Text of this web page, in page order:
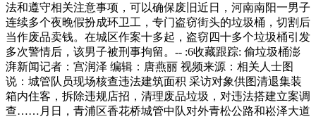
法和遵守相关注意事项，可以确保废旧近日，河南南阳一男子
连续多个夜晚假扮成环卫工，专门盗窃街头的垃圾桶，切割后
当作废品卖钱。在城区作案十多起，盗窃四十多个垃圾桶引发
多次警情后，该男子被刑事拘留。-- :6收藏跟踪: 偷垃圾桶澎
湃新闻记者：宫润泽 编辑：唐燕丽 视频来源：相关人士图
说：城管队员现场核查违法建筑面积 采访对象供图清退集装
箱内住客，拆除违规店招，清理废品垃圾，对违法搭建立案调
查……月日，青浦区香花桥城管中队对外青松公路和崧泽大道